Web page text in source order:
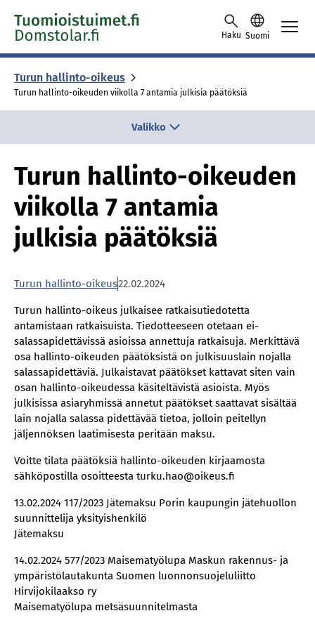
Skip to content -saavutettavuusohje
Haku Suomi
Turun hallinto-oikeus
Turun hallinto-oikeuden viikolla 7 antamia julkisia päätöksiä
Valikko
Turun hallinto-oikeuden
viikolla 7 antamia
julkisia päätöksiä
Turun hallinto-oikeus22.02.2024
Turun hallinto-oikeus julkaisee ratkaisutiedotetta
antamistaan ratkaisuista. Tiedotteeseen otetaan ei-
salassapidettävissä asioissa annettuja ratkaisuja. Merkittävä
osa hallinto-oikeuden päätöksistä on julkisuuslain nojalla
salassapidettäviä. Julkaistavat päätökset kattavat siten vain
osan hallinto-oikeudessa käsiteltävistä asioista. Myös
julkisissa asiaryhmissä annetut päätökset saattavat sisältää
lain nojalla salassa pidettävää tietoa, jolloin peitellyn
jäljennöksen laatimisesta peritään maksu.
Voitte tilata päätöksiä hallinto-oikeuden kirjaamosta
sähköpostilla osoitteesta turku.hao@oikeus.fi
13.02.2024 117/2023 Jätemaksu Porin kaupungin jätehuollon
suunnittelija yksityishenkilö
Jätemaksu
14.02.2024 577/2023 Maisematyölupa Maskun rakennus- ja
ympäristölautakunta Suomen luonnonsuojeluliitto
Hirvijokilaakso ry
Maisematyölupa metsäsuunnitelmasta